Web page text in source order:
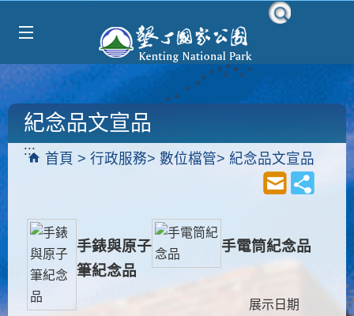
:::
首頁 行政服務 數位檔管 紀念品文宣品
紀念品文宣品
手錶與原子
筆紀念品
手電筒紀念品
展示日期